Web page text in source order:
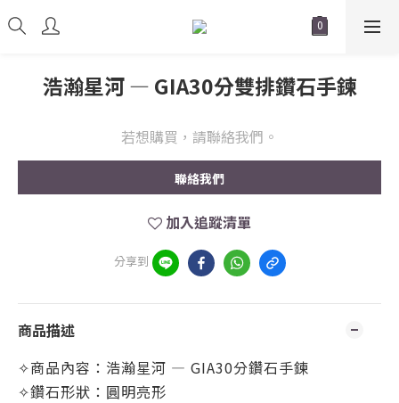
浩瀚星河 — GIA30分雙排鑽石手鍊
若想購買，請聯絡我們。
聯絡我們
加入追蹤清單
分享到
商品描述
✧商品內容：浩瀚星河 — GIA30分鑽石手鍊
✧鑽石形狀：圓明亮形